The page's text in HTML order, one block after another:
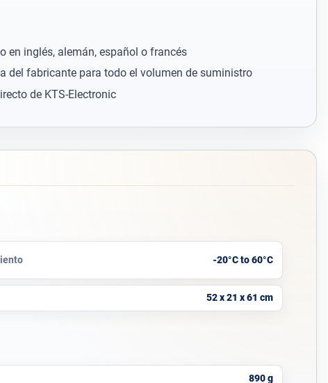
en inglés, alemán, español o francés
del fabricante para todo el volumen de suministro
de KTS-Electronic
-20°C to 60°C
52 x 21 x 61 cm
890 g